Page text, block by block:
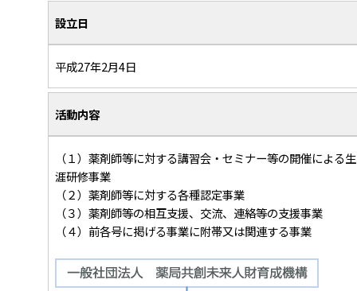
設立日
平成27年2月4日
活動内容
（１）薬剤師等に対する講習会・セミナー等の開催による生
涯研修事業
（２）薬剤師等に対する各種認定事業
（３）薬剤師等の相互支援、交流、連絡等の支援事業
（４）前各号に掲げる事業に附帯又は関連する事業